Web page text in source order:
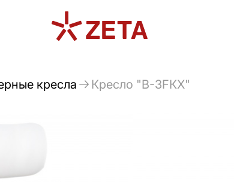
кресла Кресло "B-3FКХ"